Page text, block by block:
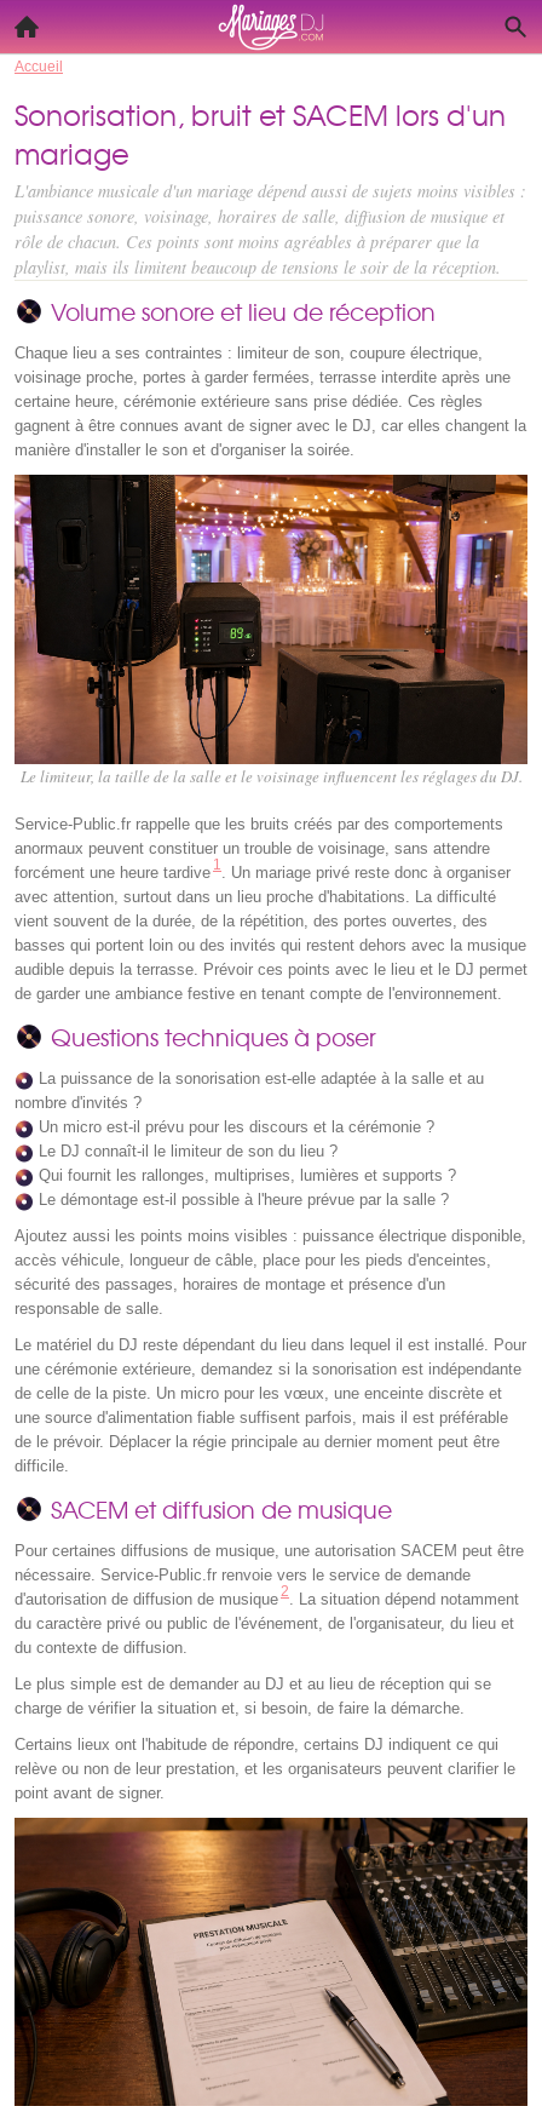
Accueil
Sonorisation, bruit et SACEM lors d'un
mariage
L'ambiance musicale d'un mariage dépend aussi de sujets moins visibles :
puissance sonore, voisinage, horaires de salle, diffusion de musique et
rôle de chacun. Ces points sont moins agréables à préparer que la
playlist, mais ils limitent beaucoup de tensions le soir de la réception.
Volume sonore et lieu de réception
Chaque lieu a ses contraintes : limiteur de son, coupure électrique,
voisinage proche, portes à garder fermées, terrasse interdite après une
certaine heure, cérémonie extérieure sans prise dédiée. Ces règles
gagnent à être connues avant de signer avec le DJ, car elles changent la
manière d'installer le son et d'organiser la soirée.
Le limiteur, la taille de la salle et le voisinage influencent les réglages du DJ.
Service-Public.fr rappelle que les bruits créés par des comportements
anormaux peuvent constituer un trouble de voisinage, sans attendre
forcément une heure tardive 1
. Un mariage privé reste donc à organiser
avec attention, surtout dans un lieu proche d'habitations. La difficulté
vient souvent de la durée, de la répétition, des portes ouvertes, des
basses qui portent loin ou des invités qui restent dehors avec la musique
audible depuis la terrasse. Prévoir ces points avec le lieu et le DJ permet
de garder une ambiance festive en tenant compte de l'environnement.
Questions techniques à poser
La puissance de la sonorisation est-elle adaptée à la salle et au
nombre d'invités ?
Un micro est-il prévu pour les discours et la cérémonie ?
Le DJ connaît-il le limiteur de son du lieu ?
Qui fournit les rallonges, multiprises, lumières et supports ?
Le démontage est-il possible à l'heure prévue par la salle ?
Ajoutez aussi les points moins visibles : puissance électrique disponible,
accès véhicule, longueur de câble, place pour les pieds d'enceintes,
sécurité des passages, horaires de montage et présence d'un
responsable de salle.
Le matériel du DJ reste dépendant du lieu dans lequel il est installé. Pour
une cérémonie extérieure, demandez si la sonorisation est indépendante
de celle de la piste. Un micro pour les vœux, une enceinte discrète et
une source d'alimentation fiable suffisent parfois, mais il est préférable
de le prévoir. Déplacer la régie principale au dernier moment peut être
difficile.
SACEM et diffusion de musique
Pour certaines diffusions de musique, une autorisation SACEM peut être
nécessaire. Service-Public.fr renvoie vers le service de demande
d'autorisation de diffusion de musique 2
. La situation dépend notamment
du caractère privé ou public de l'événement, de l'organisateur, du lieu et
du contexte de diffusion.
Le plus simple est de demander au DJ et au lieu de réception qui se
charge de vérifier la situation et, si besoin, de faire la démarche.
Certains lieux ont l'habitude de répondre, certains DJ indiquent ce qui
relève ou non de leur prestation, et les organisateurs peuvent clarifier le
point avant de signer.